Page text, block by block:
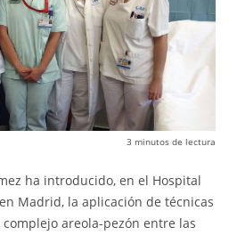
3 minutos de lectura
ha introducido, en el Hospital
Madrid, la aplicación de técnicas
areola-pezón entre las